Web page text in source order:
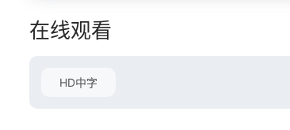
在线观看
HD中字